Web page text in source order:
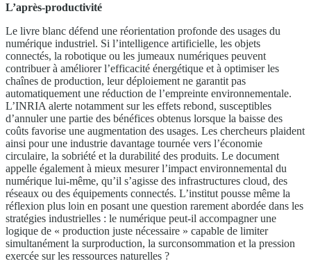
L’après-productivité
Le livre blanc défend une réorientation profonde des usages du
numérique industriel. Si l’intelligence artificielle, les objets
connectés, la robotique ou les jumeaux numériques peuvent
contribuer à améliorer l’efficacité énergétique et à optimiser les
chaînes de production, leur déploiement ne garantit pas
automatiquement une réduction de l’empreinte environnementale.
L’INRIA alerte notamment sur les effets rebond, susceptibles
d’annuler une partie des bénéfices obtenus lorsque la baisse des
coûts favorise une augmentation des usages. Les chercheurs plaident
ainsi pour une industrie davantage tournée vers l’économie
circulaire, la sobriété et la durabilité des produits. Le document
appelle également à mieux mesurer l’impact environnemental du
numérique lui-même, qu’il s’agisse des infrastructures cloud, des
réseaux ou des équipements connectés. L’institut pousse même la
réflexion plus loin en posant une question rarement abordée dans les
stratégies industrielles : le numérique peut-il accompagner une
logique de « production juste nécessaire » capable de limiter
simultanément la surproduction, la surconsommation et la pression
exercée sur les ressources naturelles ?